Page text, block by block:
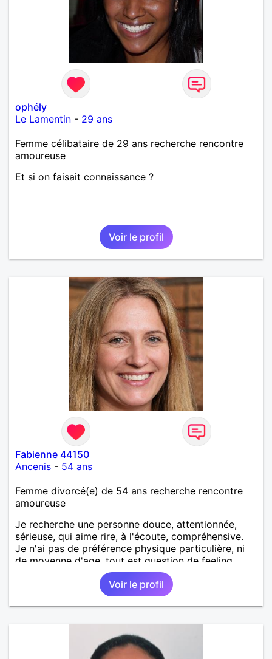
ophély
Le Lamentin - 29 ans
Femme célibataire de 29 ans recherche rencontre
amoureuse
Et si on faisait connaissance ?
Voir le profil
Fabienne 44150
Ancenis - 54 ans
Femme divorcé(e) de 54 ans recherche rencontre
amoureuse
Je recherche une personne douce, attentionnée,
sérieuse, qui aime rire, à l'écoute, compréhensive.
Je n'ai pas de préférence physique particulière, ni
de moyenne d'age, tout est question de feeling.
Voir le profil